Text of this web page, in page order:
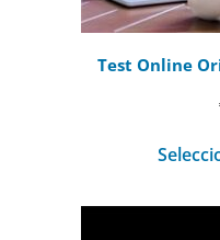
Test Online